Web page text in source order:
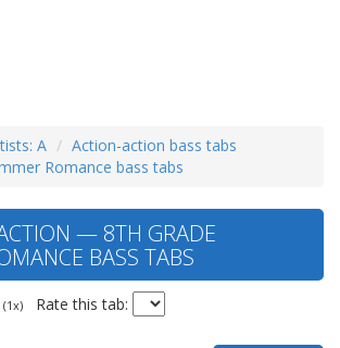
A
Action-action bass tabs
Romance bass tabs
— 8TH GRADE
BASS TABS
(1x) Rate this tab: